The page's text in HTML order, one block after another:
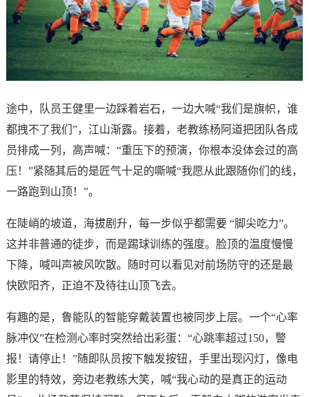
途中，队员王健里一边踩着岩石，一边大喊“我们是旗帜，谁
都拽不了我们”，江山渐露。接着，老教练杨阿道把团队各成
员排成一列，高声喊：“重压下的预演，你根本没体会过的高
压！”紧随其后的是匠气十足的嘶喊“我愿从此跟随你们的线，
一路跑到山顶！”。
在陡峭的坡道，海拔剧升，每一步似乎都需要 “脚尖吃力”。
这并非普通的徒步，而是踢球训练的强度。脸顶的温度慢慢
下降，喊叫声被风吹散。随时可以看见对前场防守的还是最
快欧阳齐，正迫不及待往山顶飞去。
有趣的是，鲁能队的智能穿戴装置也被同步上层。一个“心率
脉冲仪”在检测心率时突然给出彩蛋：“心跳率超过150，警
报！请停止！”随即队员按下触发按钮，手里出现闪灯，像电
影里的特效，旁边老教练大笑，喊“我心动的是真正的运动